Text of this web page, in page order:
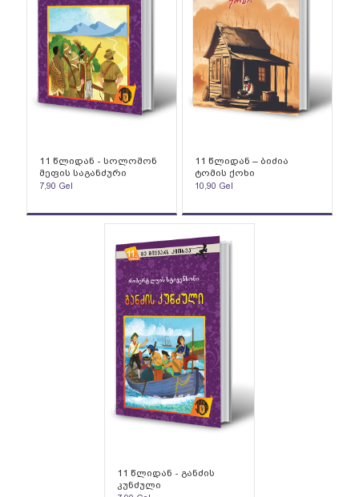
11 წლიდან - სოლომონ
მეფის საგანძური
7,90 Gel
11 წლიდან – ბიძია
ტომის ქოხი
10,90 Gel
11 წლიდან - განძის
კუნძული